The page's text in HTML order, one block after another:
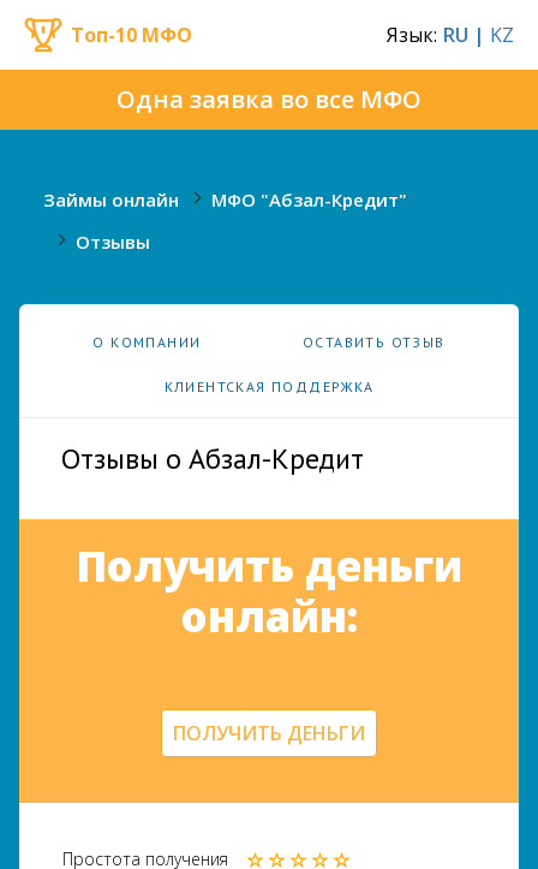
Одна заявка во все МФО
Топ-10 МФО Язык: RU | KZ
Займы онлайн
МФО "Абзал-Кредит"
Отзывы
О КОМПАНИИ ОСТАВИТЬ ОТЗЫВ
КЛИЕНТСКАЯ ПОДДЕРЖКА
Отзывы о Абзал-Кредит
Получить деньги
онлайн:
ПОЛУЧИТЬ ДЕНЬГИ
Простота получения